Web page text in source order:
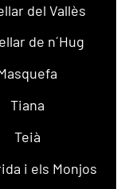
del Vallès
de n´Hug
Tiana
Teià
i els Monjos